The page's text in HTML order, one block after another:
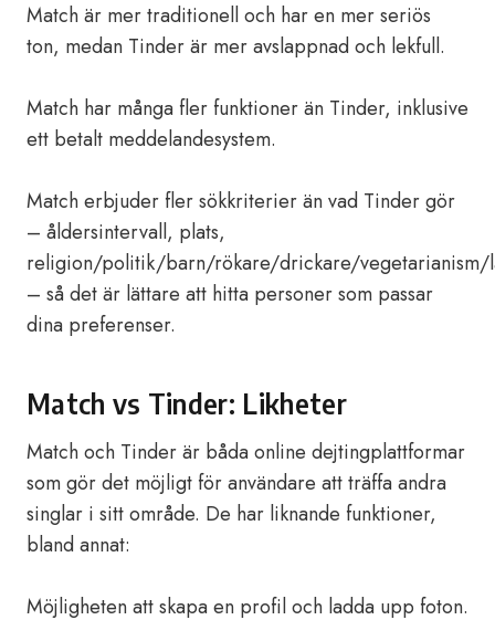
Match är mer traditionell och har en mer seriös
ton, medan Tinder är mer avslappnad och lekfull.
Match har många fler funktioner än Tinder, inklusive
ett betalt meddelandesystem.
Match erbjuder fler sökkriterier än vad Tinder gör
– åldersintervall, plats,
religion/politik/barn/rökare/drickare/
– så det är lättare att hitta personer som passar
dina preferenser.
Match vs Tinder: Likheter
Match och Tinder är båda online dejtingplattformar
som gör det möjligt för användare att träffa andra
singlar i sitt område. De har liknande funktioner,
bland annat:
Möjligheten att skapa en profil och ladda upp foton.